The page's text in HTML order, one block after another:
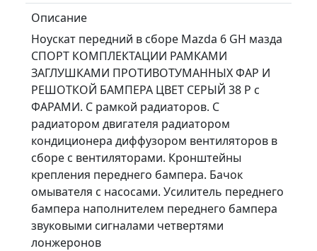
Описание
Ноускат передний в сборе Mazda 6 GH мазда
СПОРТ КОМПЛЕКТАЦИИ РАМКАМИ
ЗАГЛУШКАМИ ПРОТИВОТУМАННЫХ ФАР И
РЕШОТКОЙ БАМПЕРА ЦВЕТ СЕРЫЙ 38 P с
ФАРАМИ. С рамкой радиаторов. С
радиатором двигателя радиатором
кондиционера диффузором вентиляторов в
сборе с вентиляторами. Кронштейны
крепления переднего бампера. Бачок
омывателя с насосами. Усилитель переднего
бампера наполнителем переднего бампера
звуковыми сигналами четвертями
лонжеронов